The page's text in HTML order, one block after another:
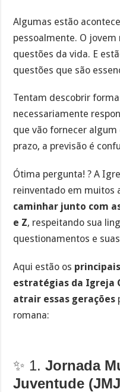
Algumas estão
pessoalmente. O
questões da vida. E
questões que são
Tentam descobrir
necessariamente
que vão fornecer
prazo, a previsão é
Ótima pergunta! ? A
reinventado em muitos
caminhar junto com
e Z, respeitando sua
questionamentos e
Aqui estão os
estratégias da Igreja
atrair essas gerações
romana:
✨ 1.Jornada
Juventude